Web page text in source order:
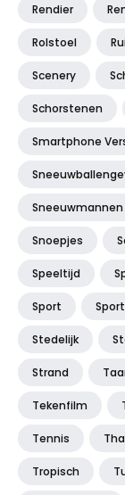
Rendier
Rolstoel
Scenery
Schorstenen
Smartphone
Sneeuwmannen
Snoepjes
Speeltijd
Sport
Stedelijk
Strand
Tekenfilm
Tennis
Tropisch